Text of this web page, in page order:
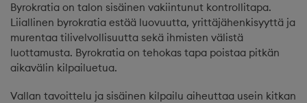
Byrokratia on talon sisäinen vakiintunut kontrollitapa.
Liiallinen byrokratia estää luovuutta, yrittäjähenkisyyttä ja
murentaa tilivelvollisuutta sekä ihmisten välistä
luottamusta. Byrokratia on tehokas tapa poistaa pitkän
aikavälin kilpailuetua.
Vallan tavoittelu ja sisäinen kilpailu aiheuttaa usein kitkan